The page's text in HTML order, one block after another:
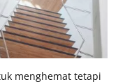
menghemat tetapi